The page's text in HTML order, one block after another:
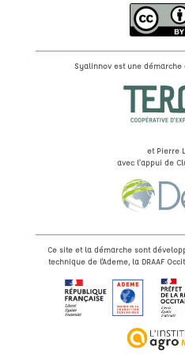
Syalinnov est une démarche
et Pierre
avec l’appui de
Ce site et la démarche sont
technique de l'Ademe, la DRAAF